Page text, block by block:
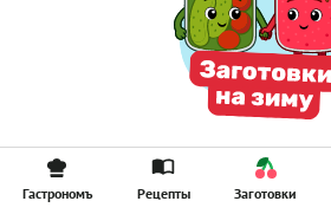
Гастрономъ Рецепты Заготовки